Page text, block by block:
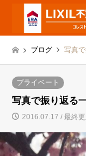
ブログ 写真
プライベート
写真で振り返る
2016.07.17 / 最終